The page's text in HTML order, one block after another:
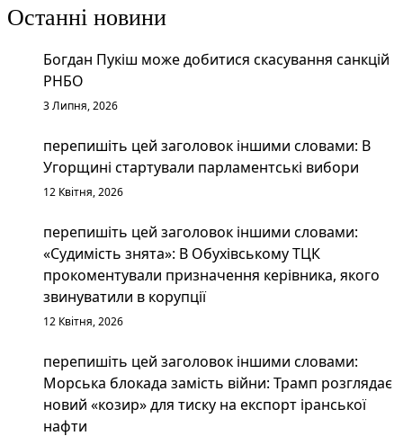
Останні новини
Богдан Пукіш може добитися скасування санкцій
РНБО
3 Липня, 2026
перепишіть цей заголовок іншими словами: В
Угорщині стартували парламентські вибори
12 Квітня, 2026
перепишіть цей заголовок іншими словами:
«Судимість знята»: В Обухівському ТЦК
прокоментували призначення керівника, якого
звинуватили в корупції
12 Квітня, 2026
перепишіть цей заголовок іншими словами:
Морська блокада замість війни: Трамп розглядає
новий «козир» для тиску на експорт іранської
нафти